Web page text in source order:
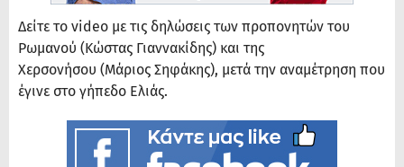
Δείτε το video με τις δηλώσεις των προπονητών του
Ρωμανού (Κώστας Γιαννακίδης) και της
Χερσονήσου (Μάριος Σηφάκης), μετά την αναμέτρηση που
έγινε στο γήπεδο Ελιάς.